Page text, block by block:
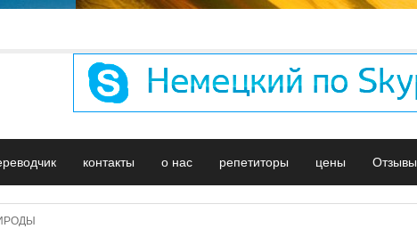
контакты о нас репетиторы цены Отзывы